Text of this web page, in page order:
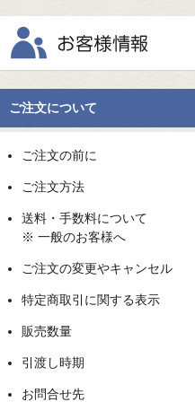
ご注文について
ご注文の前に
ご注文方法
送料・手数料について
※ 一般のお客様へ
ご注文の変更やキャンセル
特定商取引に関する表示
販売数量
引渡し時期
お問合せ先